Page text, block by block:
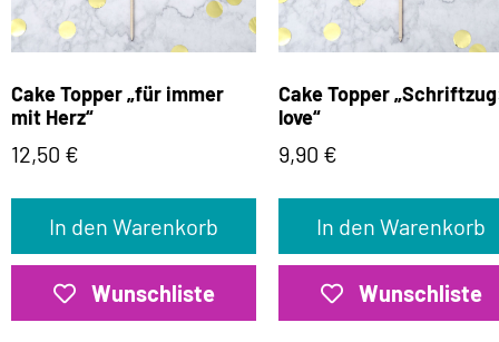
Cake Topper „für immer
mit Herz“
12,50 €
In den Warenkorb
Wunschliste
Cake Topper
love“
9,90 €
In den Warenkorb
Wunschliste